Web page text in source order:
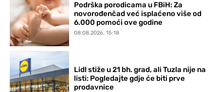
Podrška porodicama u FBiH: Za
novorođenčad već isplaćeno više od
6.000 pomoći ove godine
08.08.2026. 15:18
Lidl stiže u 21 bh. grad, ali Tuzla nije na
listi: Pogledajte gdje će biti prve
prodavnice